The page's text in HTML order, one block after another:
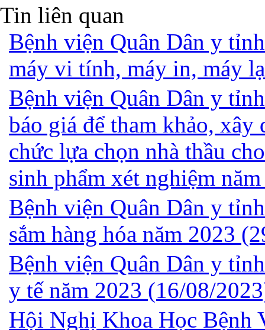
Tin liên quan
Bệnh viện Quân Dân y
máy vi tính, máy in, máy
Bệnh viện Quân Dân y
báo giá để tham khảo,
chức lựa chọn nhà thầu
sinh phẩm xét nghiệm
Bệnh viện Quân Dân y
sắm hàng hóa năm 2023
Bệnh viện Quân Dân y
y tế năm 2023 (16/08/
Hội Nghị Khoa Học Bệnh